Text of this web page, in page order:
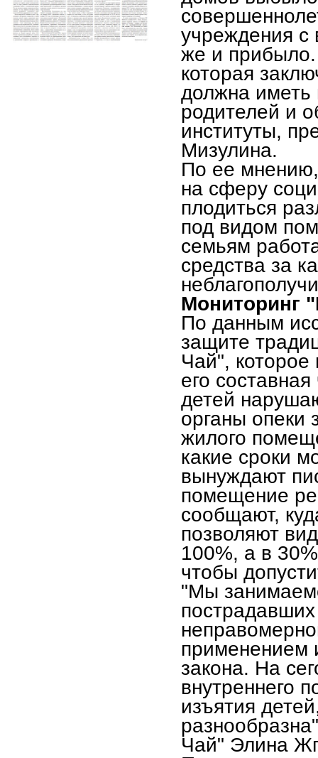
учреждения с
же и
которая
должна иметь
родителей и
институты,
Мизулина.
По ее
на сферу
плодиться
под видом
семьям
средства за
Мониторинг
По данным
защите
Чай", которое
его
детей
органы опеки
жилого
какие сроки
вынуждают
помещение
сообщают,
позволяют
100%, а в
чтобы
"Мы
применением
закона. На
внутреннего
изъятия
Чай" Элина